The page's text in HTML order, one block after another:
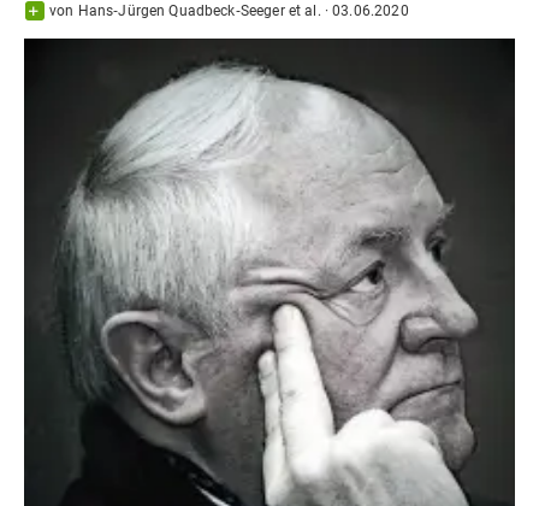
von Hans‐Jürgen Quadbeck‐Seegeret al. ·03.06.2020